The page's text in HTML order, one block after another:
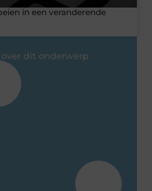
in een veranderende
dit onderwerp